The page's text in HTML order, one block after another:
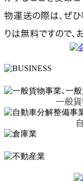
物運送の際は、ぜ
りは無料ですので、
一般